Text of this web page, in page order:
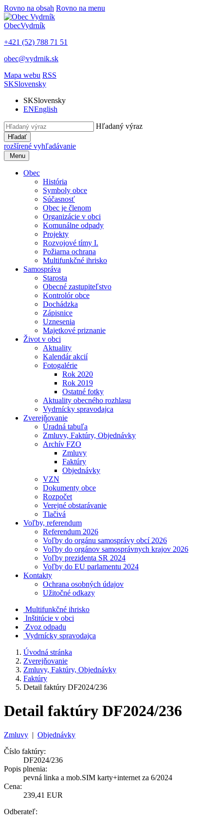
Rovno na obsah Rovno na menu
ObecVydrník
+421 (52) 788 71 51
obec@vydrnik.sk
Mapa webu RSS
SKSlovensky
SKSlovensky
ENEnglish
Hľadaný výraz
Hľadať
rozšírené vyhľadávanie
Menu
Obec
História
Symboly obce
Súčasnosť
Obec je členom
Organizácie v obci
Komunálne odpady
Projekty
Rozvojové tímy I.
Požiarna ochrana
Multifunkčné ihrisko
Samospráva
Starosta
Obecné zastupiteľstvo
Kontrolór obce
Dochádzka
Zápisnice
Uznesenia
Majetkové priznanie
Život v obci
Aktuality
Kalendár akcií
Fotogalérie
Rok 2020
Rok 2019
Ostatné fotky
Aktuality obecného rozhlasu
Vydrnícky spravodajca
Zverejňovanie
Úradná tabuľa
Zmluvy, Faktúry, Objednávky
Archív FZO
Zmluvy
Faktúry
Objednávky
VZN
Dokumenty obce
Rozpočet
Verejné obstarávanie
Tlačivá
Voľby, referendum
Referendum 2026
Voľby do orgánu samosprávy obcí 2026
Voľby do orgánov samosprávnych krajov 2026
Voľby prezidenta SR 2024
Voľby do EU parlamentu 2024
Kontakty
Ochrana osobných údajov
Užitočné odkazy
Multifunkčné ihrisko
Inštitúcie v obci
Zvoz odpadu
Vydrnícky spravodajca
Úvodná stránka
Zverejňovanie
Zmluvy, Faktúry, Objednávky
Faktúry
Detail faktúry DF2024/236
Detail faktúry DF2024/236
Zmluvy | Objednávky
Číslo faktúry:
DF2024/236
Popis plnenia:
pevná linka a mob.SIM karty+internet za 6/2024
Cena:
239,41 EUR
Odberateľ: